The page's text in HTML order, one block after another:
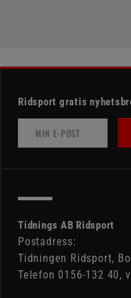
Ridsport gratis
Tidnings AB Ridsport
Postadress:
Tidningen Ridsport,
Telefon 0156-132 40,